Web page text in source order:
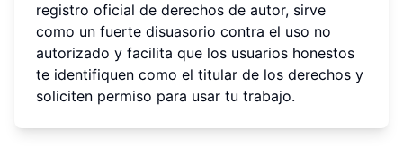
registro oficial de derechos de autor, sirve
como un fuerte disuasorio contra el uso no
autorizado y facilita que los usuarios honestos
te identifiquen como el titular de los derechos y
soliciten permiso para usar tu trabajo.